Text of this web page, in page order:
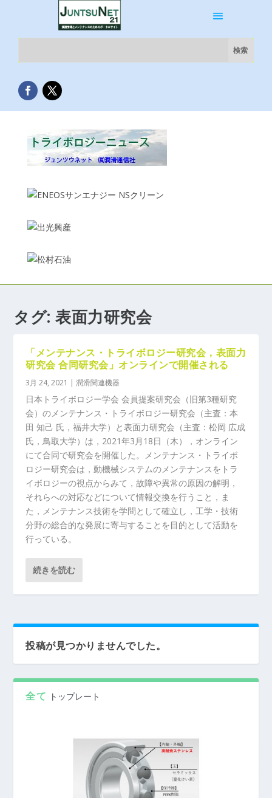
タグ:表面力研究会
「メンテナンス・トライボロジー研究会，表面力
研究会 合同研究会」オンラインで開催される
3月 24, 2021 |潤滑関連機器
日本トライボロジー学会 会員提案研究会（旧第3種研究
会）のメンテナンス・トライボロジー研究会（主査：本
田 知己 氏，福井大学）と表面力研究会（主査：松岡 広成
氏，鳥取大学）は，2021年3月18日（木），オンライン
にて合同で研究会を開催した。メンテナンス・トライボ
ロジー研究会は，動機械システムのメンテナンスをトラ
イボロジーの視点からみて，故障や異常の原因の解明，
それらへの対応などについて情報交換を行うこと，ま
た，メンテナンス技術を学問として確立し，工学・技術
分野の総合的な発展に寄与することを目的として活動を
行っている。
続きを読む
投稿が見つかりませんでした。
全て トップレート